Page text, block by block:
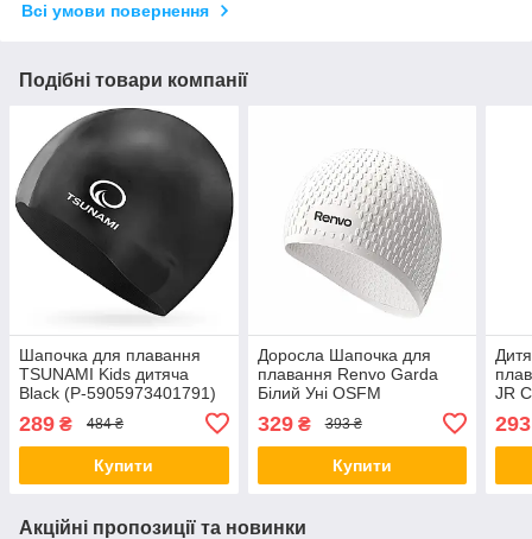
Всі умови повернення
Подібні товари компанії
Шапочка для плавання
TSUNAMI Kids дитяча
Black (P-5905973401791)
289 ₴ 484 ₴
Купити
Доросла Шапочка для
плавання Renvo Garda
Білий Уні OSFM
329₴ 393 ₴
Купити
JR
293
Акційні пропозиції та новинки